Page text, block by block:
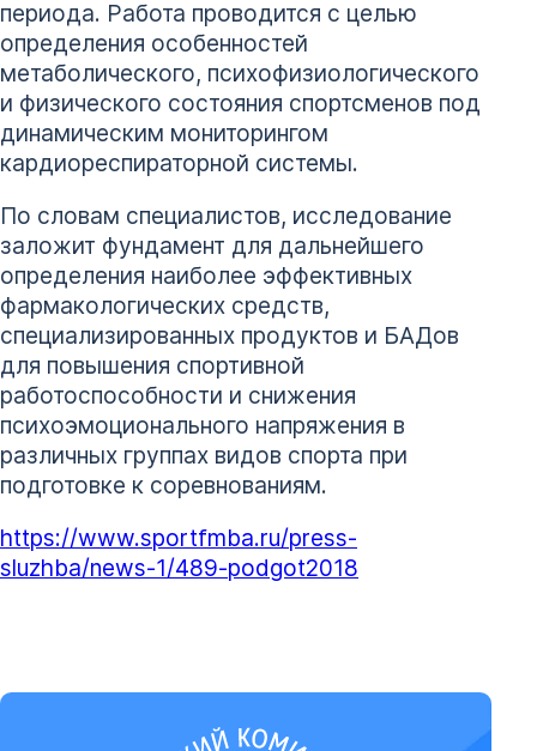
периода. Работа проводится с целью
определения особенностей
метаболического, психофизиологического
и физического состояния спортсменов под
динамическим мониторингом
кардиореспираторной системы.
По словам специалистов, исследование
заложит фундамент для дальнейшего
определения наиболее эффективных
фармакологических средств,
специализированных продуктов и БАДов
для повышения спортивной
работоспособности и снижения
психоэмоционального напряжения в
различных группах видов спорта при
подготовке к соревнованиям.
https://www.sportfmba.ru/press-
sluzhba/news-1/489-podgot2018